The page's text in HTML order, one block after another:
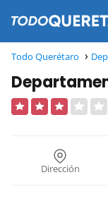
Todo Querétaro
Dirección